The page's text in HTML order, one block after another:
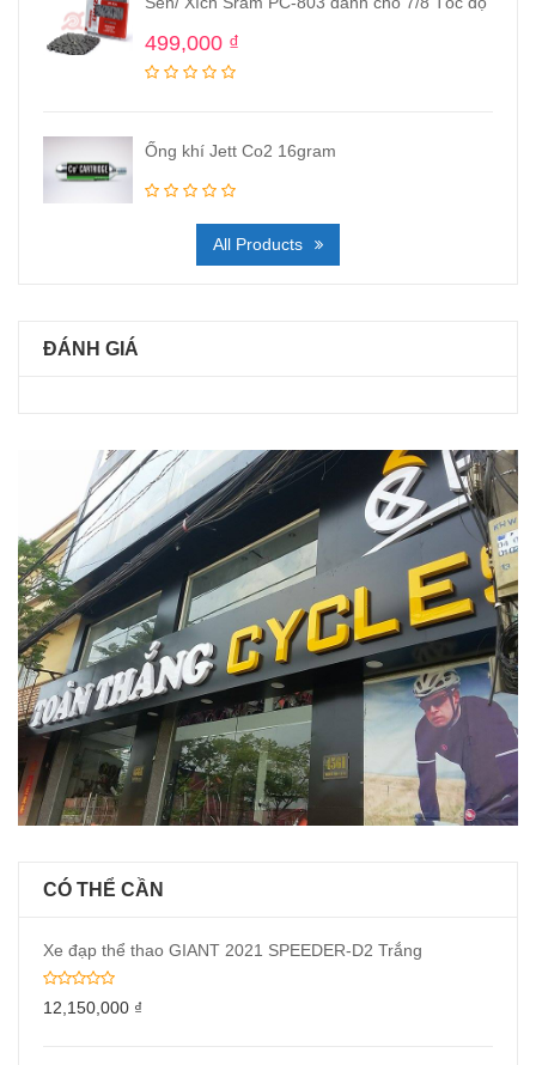
499,000 ₫
Ống khí Jett Co2 16gram
All Products
ĐÁNH GIÁ
CÓ THỂ CẦN
Xe đạp thể thao GIANT 2021 SPEEDER-D2 Trắng
12,150,000 ₫